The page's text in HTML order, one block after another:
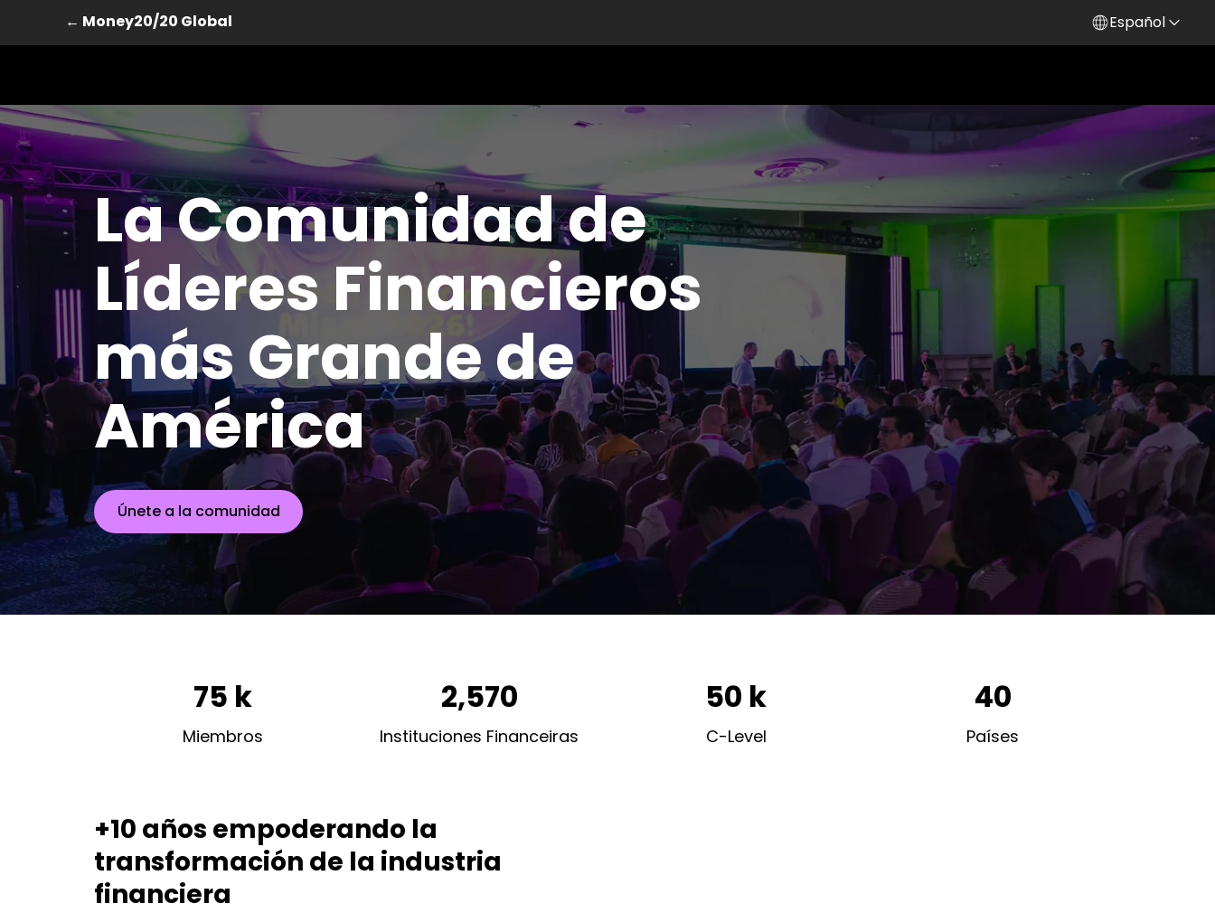
Saltar al contenido principal
← Money20/20 Global Español
La Comunidad de
Líderes Financieros
más Grande de
América
Únete a la comunidad
75 k
Miembros
2,570
Instituciones Financeiras
50 k
C-Level
40
Países
+10 años empoderando la
transformación de la industria
financiera